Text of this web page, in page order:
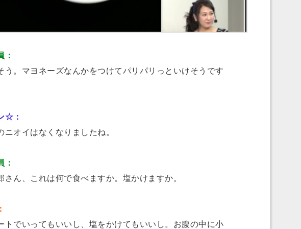
：
。マヨネーズなんかをつけてパリパリっといけそうです
☆：
オイはなくなりましたね。
：
ん、これは何で食べますか。塩かけますか。
でいってもいいし、塩をかけてもいいし。お腹の中に小